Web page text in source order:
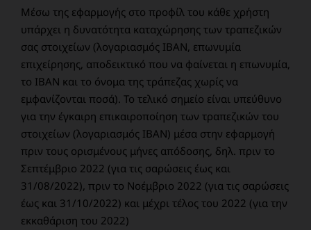
Μέσω της εφαρμογής στο προφίλ του κάθε χρήστη
υπάρχει η δυνατότητα καταχώρησης των τραπεζικών
σας στοιχείων (λογαριασμός ΙΒΑΝ, επωνυμία
επιχείρησης, αποδεικτικό που να φαίνεται η επωνυμία,
το IBAN και το όνομα της τράπεζας χωρίς να
εμφανίζονται ποσά). Το τελικό σημείο είναι υπεύθυνο
για την έγκαιρη επικαιροποίηση των τραπεζικών του
στοιχείων (λογαριασμός IBAN) μέσα στην εφαρμογή
πριν τους ορισμένους μήνες απόδοσης, δηλ. πριν το
Σεπτέμβριο 2022 (για τις σαρώσεις έως και
31/08/2022), πριν το Νοέμβριο 2022 (για τις σαρώσεις
έως και 31/10/2022) και μέχρι τέλος του 2022 (για την
εκκαθάριση του 2022)